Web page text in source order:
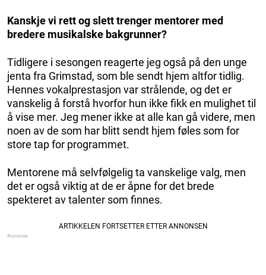
Kanskje vi rett og slett trenger mentorer med
bredere musikalske bakgrunner?
Tidligere i sesongen reagerte jeg også på den unge
jenta fra Grimstad, som ble sendt hjem altfor tidlig.
Hennes vokalprestasjon var strålende, og det er
vanskelig å forstå hvorfor hun ikke fikk en mulighet til
å vise mer. Jeg mener ikke at alle kan gå videre, men
noen av de som har blitt sendt hjem føles som for
store tap for programmet.
Mentorene må selvfølgelig ta vanskelige valg, men
det er også viktig at de er åpne for det brede
spekteret av talenter som finnes.